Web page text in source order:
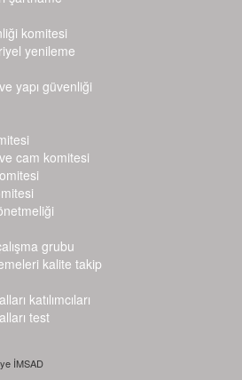
komitesi
yenileme
yapı güvenliği
cam komitesi
grubu
kalite takip si
katılımcıları
test s
İMSAD